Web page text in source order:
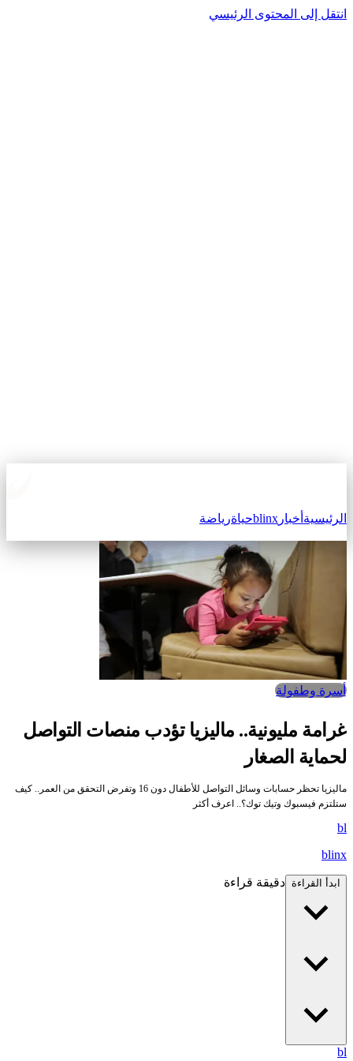
انتقل إلى المحتوى الرئيسي
الرئيسيةأخبارblinxحياةرياضة
أسرة وطفولة
غرامة مليونية.. ماليزيا تؤدب منصات التواصل
لحماية الصغار
ماليزيا تحظر حسابات وسائل التواصل للأطفال دون 16 وتفرض التحقق من العمر.. كيف
ستلتزم فيسبوك وتيك توك؟.. اعرف أكثر
bl
blinx
ابدأ القراءة دقيقة قراءة
bl